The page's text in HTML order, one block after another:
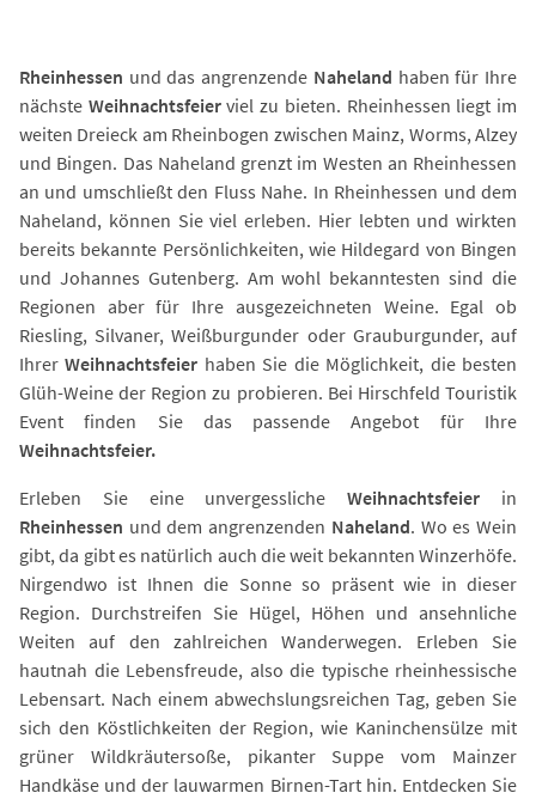
Rheinhessen und das angrenzende Naheland haben für Ihre
nächste Weihnachtsfeierviel zu bieten. Rheinhessen liegt im
weiten Dreieck am Rheinbogen zwischen Mainz, Worms, Alzey
und Bingen. Das Naheland grenzt im Westen an Rheinhessen
an und umschließt den Fluss Nahe. In Rheinhessen und dem
Naheland, können Sie viel erleben. Hier lebten und wirkten
bereits bekannte Persönlichkeiten, wie Hildegard von Bingen
und Johannes Gutenberg. Am wohl bekanntesten sind die
Regionen aber für Ihre ausgezeichneten Weine. Egal ob
Riesling, Silvaner, Weißburgunder oder Grauburgunder, auf
IhrerWeihnachtsfeier haben Sie die Möglichkeit, die besten
Glüh-Weine der Region zu probieren. Bei Hirschfeld Touristik
Event finden Sie das passende Angebot für Ihre
Weihnachtsfeier.
Erleben Sie eine unvergesslicheWeihnachtsfeier in
Rheinhessen und dem angrenzenden Naheland. Wo es Wein
gibt, da gibt es natürlich auch die weit bekannten Winzerhöfe.
Nirgendwo ist Ihnen die Sonne so präsent wie in dieser
Region. Durchstreifen Sie Hügel, Höhen und ansehnliche
Weiten auf den zahlreichen Wanderwegen. Erleben Sie
hautnah die Lebensfreude, also die typische rheinhessische
Lebensart. Nach einem abwechslungsreichen Tag, geben Sie
sich den Köstlichkeiten der Region, wie Kaninchensülze mit
grüner Wildkräutersoße, pikanter Suppe vom Mainzer
Handkäse und der lauwarmen Birnen-Tart hin. Entdecken Sie